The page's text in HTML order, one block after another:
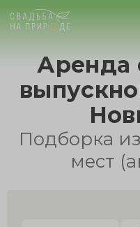
Нижний
Банкет
День рождения
Аренда
Подборка
мест